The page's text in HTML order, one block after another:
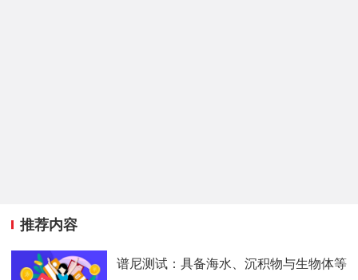
推荐内容
谱尼测试：具备海水、沉积物与生物体等